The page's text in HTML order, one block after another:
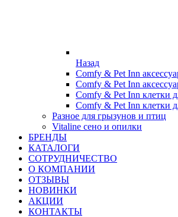
Назад
Comfy & Pet Inn
Comfy & Pet Inn
Comfy & Pet Inn клетки
Comfy & Pet Inn клетки
Разное для грызунов и птиц
Vitaline сено и опилки
БРЕНДЫ
КАТАЛОГИ
СОТРУДНИЧЕСТВО
О КОМПАНИИ
ОТЗЫВЫ
НОВИНКИ
АКЦИИ
КОНТАКТЫ